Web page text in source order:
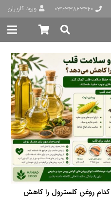
۰۳۱-۳۳۸۶۳۴۴۰ ورود کاربران
روغن کلسترول را کاهش